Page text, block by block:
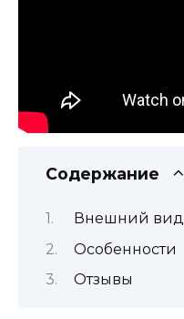
Содержание
Внешний вид
Особенности
Отзывы